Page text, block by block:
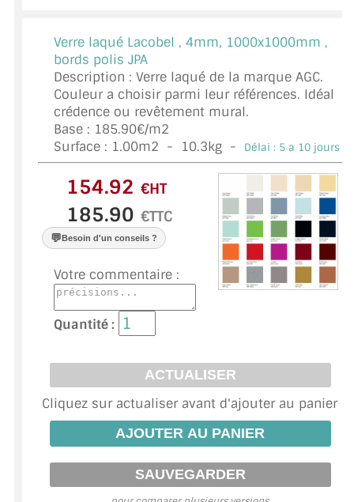
VERRE EXTRACLAIR
VERRE TREMPÉ (SÉCURIT)
PAROI DE DOUCHE
VERRE FEUILLETÉ
VERRE ANTI-REFLET
VERRE LAQUÉ/CRÉDENCE
DALLE DE SOL EN VERRE
PORTE EN VERRE
GARDE CORPS EN VERRE
VERRIÈRE TYPE ATELIER
VERRES TEXTURÉS
PLEXIGLAS PMMA
Verre laqué Lacobel , 4mm, 1000x1000mm ,
bords polis JPA
Description : Verre laqué de la marque AGC.
Couleur a choisir parmi leur références. Idéal
crédence ou revêtement mural.
Base : 185.90€/m2
Surface : 1.00m2 - 10.3kg - Délai : 5 a 10 jours *
€HT
€TTC
💬Besoin d'un conseils ?
Votre commentaire :
Quantité :
Cliquez sur actualiser avant d'ajouter au panier